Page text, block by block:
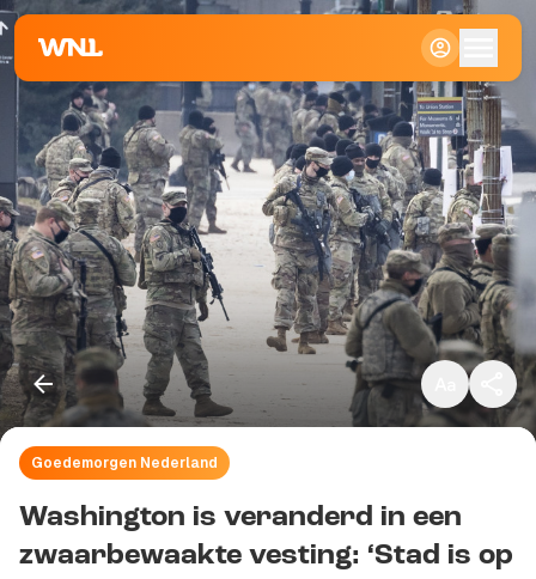
Klein
Standaard
Groot
Goedemorgen Nederland
Washington is veranderd in een
zwaarbewaakte vesting: ‘Stad is op